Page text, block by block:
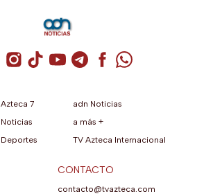
operativo garantizadas y suite
inteligencia artificial integrada.
Cuenta de X / Twitter (se abre en una
Cuenta de Instagram (se abre en una
Cuenta de TikTok (se abre en
Cuenta de YouTube (se abre
Cuenta de Telegram (se
Cuenta de
Cuenta de
Azteca 7
Noticias
Deportes
adn Noticias
a más +
TV Azteca Internacional
CONTACTO
contacto@tvazteca.com